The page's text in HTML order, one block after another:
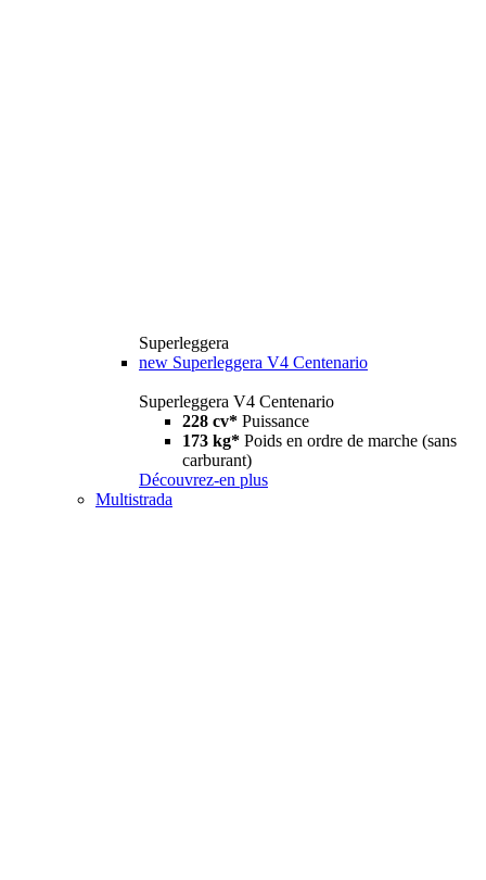
Superleggera
new Superleggera V4 Centenario
Superleggera V4 Centenario
228 cv* Puissance
173 kg* Poids en ordre de marche (sans
carburant)
Découvrez-en plus
Multistrada